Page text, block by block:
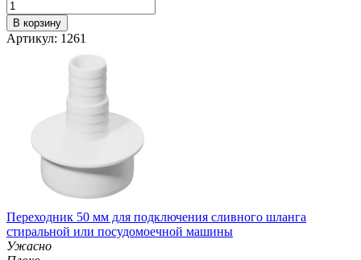
В корзину
Артикул: 1261
Переходник 50 мм для подключения сливного шланга
стиральной или посудомоечной машины
Ужасно